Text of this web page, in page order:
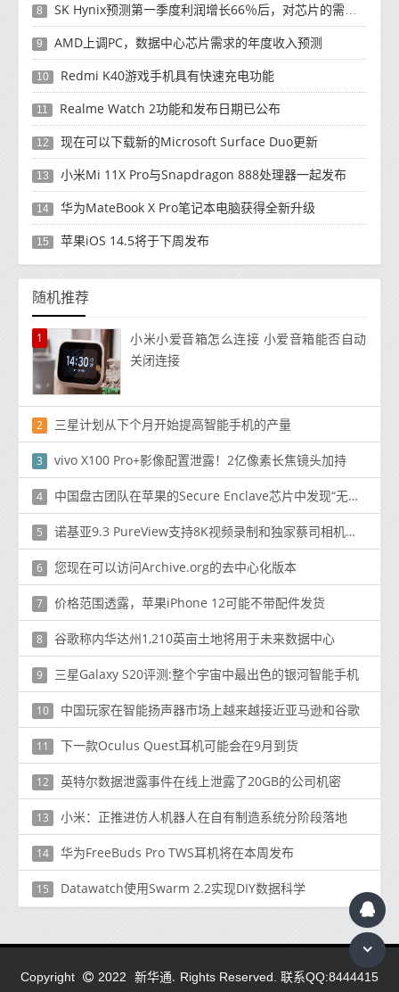
8 SK Hynix预测第一季度利润增长66％后，对芯片的需求将增强
9 AMD上调PC，数据中心芯片需求的年度收入预测
10 Redmi K40游戏手机具有快速充电功能
11 Realme Watch 2功能和发布日期已公布
12 现在可以下载新的Microsoft Surface Duo更新
13 小米Mi 11X Pro与Snapdragon 888处理器一起发布
14 华为MateBook X Pro笔记本电脑获得全新升级
15 苹果iOS 14.5将于下周发布
随机推荐
1
小米小爱音箱怎么连接 小爱音箱能否自动
关闭连接
2 三星计划从下个月开始提高智能手机的产量
3 vivo X100 Pro+影像配置泄露！2亿像素长焦镜头加持
4 中国盘古团队在苹果的Secure Enclave芯片中发现“无法修补”漏洞
5 诺基亚9.3 PureView支持8K视频录制和独家蔡司相机效果：报告
6 您现在可以访问Archive.org的去中心化版本
7 价格范围透露，苹果iPhone 12可能不带配件发货
8 谷歌称内华达州1,210英亩土地将用于未来数据中心
9 三星Galaxy S20评测:整个宇宙中最出色的银河智能手机
10 中国玩家在智能扬声器市场上越来越接近亚马逊和谷歌
11 下一款Oculus Quest耳机可能会在9月到货
12 英特尔数据泄露事件在线上泄露了20GB的公司机密
13 小米：正推进仿人机器人在自有制造系统分阶段落地
14 华为FreeBuds Pro TWS耳机将在本周发布
15 Datawatch使用Swarm 2.2实现DIY数据科学
Copyright 2022 新华通. Rights Reserved. 联系QQ:8444415